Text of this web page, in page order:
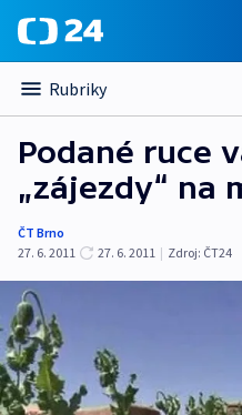
Rubriky
Podané ruce
„zájezdy“ na
ČT Brno
27. 6. 2011
27. 6. 2011 | Zdroj: ČT24